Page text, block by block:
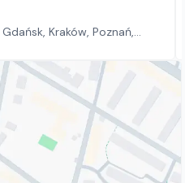
Kraków, Poznań,
Las, Zielona Góra